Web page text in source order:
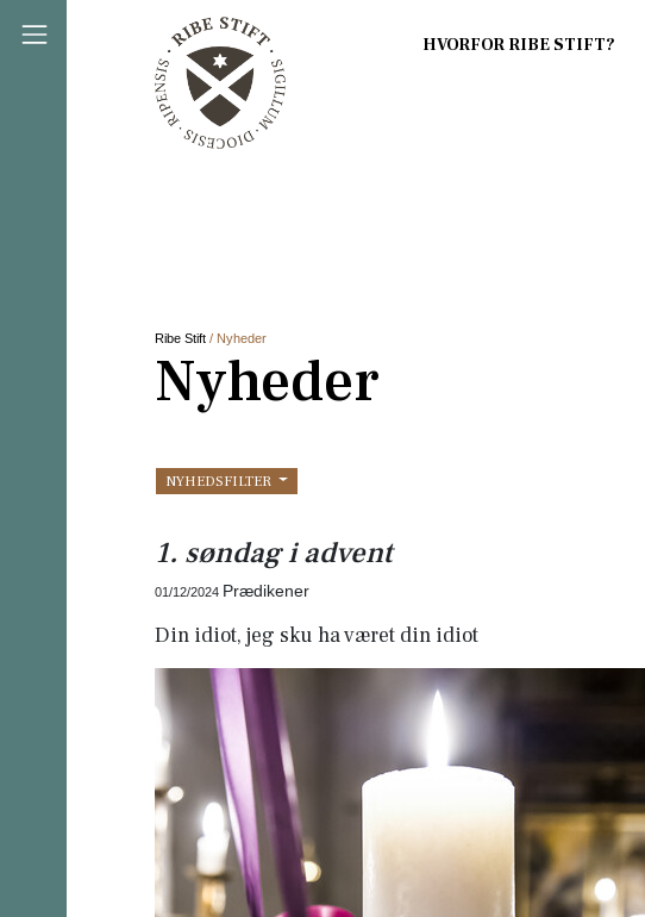
Direkte til indholdet
Ribe Stift / Nyheder
Nyheder
NYHEDSFILTER
1. søndag i advent
01/12/2024 Prædikener
Din idiot, jeg sku ha været din idiot